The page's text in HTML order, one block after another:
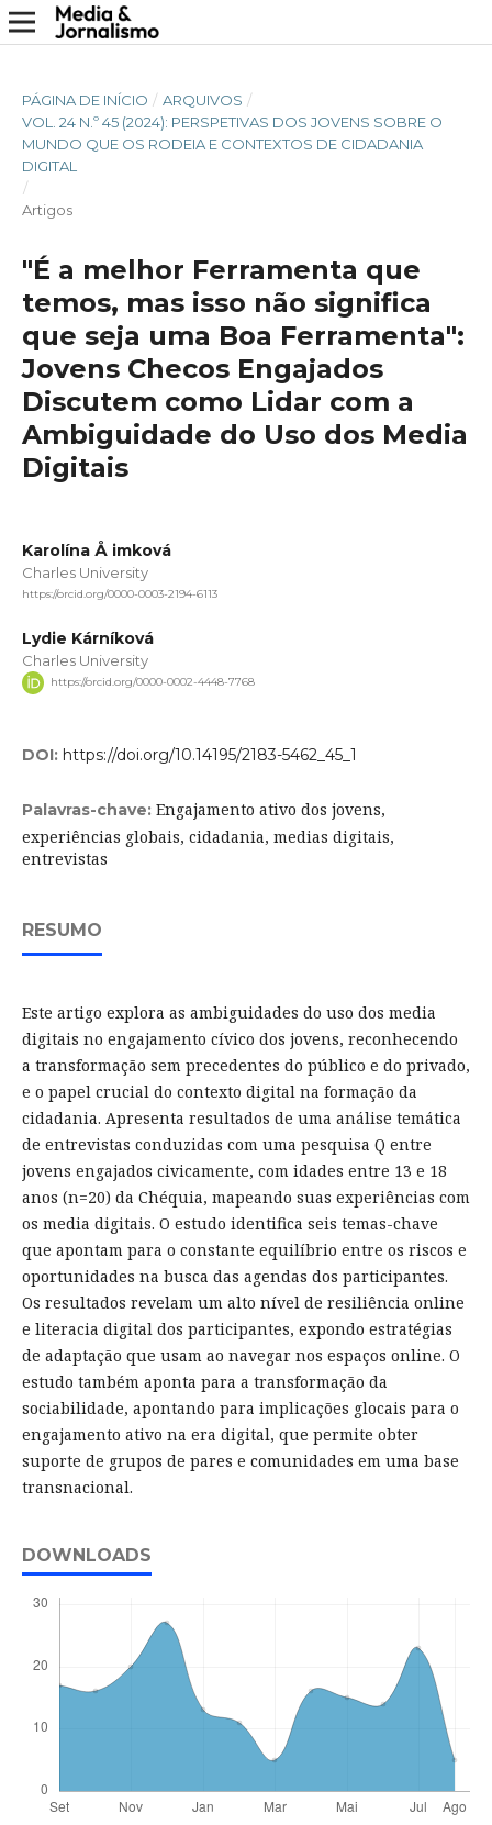
PÁGINA DE INÍCIO / ARQUIVOS /
VOL. 24 N.º 45 (2024): PERSPETIVAS DOS JOVENS SOBRE O
MUNDO QUE OS RODEIA E CONTEXTOS DE CIDADANIA
DIGITAL
/
Artigos
"É a melhor Ferramenta que
temos, mas isso não significa
que seja uma Boa Ferramenta":
Jovens Checos Engajados
Discutem como Lidar com a
Ambiguidade do Uso dos Media
Digitais
Karolína Å imková
Charles University
https://orcid.org/0000-0003-2194-6113
Lydie Kárníková
Charles University
https://orcid.org/0000-0002-4448-7768
DOI: https://doi.org/10.14195/2183-5462_45_1
Palavras-chave: Engajamento ativo dos jovens,
experiências globais, cidadania, medias digitais,
entrevistas
RESUMO
Este artigo explora as ambiguidades do uso dos media
digitais no engajamento cívico dos jovens, reconhecendo
a transformação sem precedentes do público e do privado,
e o papel crucial do contexto digital na formação da
cidadania. Apresenta resultados de uma análise temática
de entrevistas conduzidas com uma pesquisa Q entre
jovens engajados civicamente, com idades entre 13 e 18
anos (n=20) da Chéquia, mapeando suas experiências com
os media digitais. O estudo identifica seis temas-chave
que apontam para o constante equilíbrio entre os riscos e
oportunidades na busca das agendas dos participantes.
Os resultados revelam um alto nível de resiliência online
e literacia digital dos participantes, expondo estratégias
de adaptação que usam ao navegar nos espaços online. O
estudo também aponta para a transformação da
sociabilidade, apontando para implicações glocais para o
engajamento ativo na era digital, que permite obter
suporte de grupos de pares e comunidades em uma base
transnacional.
DOWNLOADS